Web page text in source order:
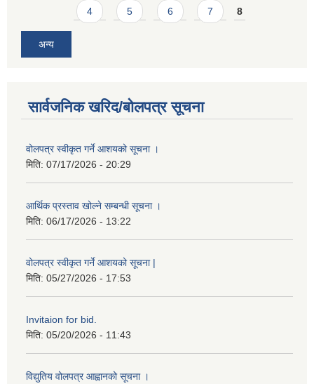
4 5 6 7 8
अन्य
सार्वजनिक खरिद/बोलपत्र सूचना
वोलपत्र स्वीकृत गर्ने आशयको सूचना ।
मिति: 07/17/2026 - 20:29
आर्थिक प्रस्ताव खोल्ने सम्बन्धी सूचना ।
मिति: 06/17/2026 - 13:22
वोलपत्र स्वीकृत गर्ने आशयको सूचना |
मिति: 05/27/2026 - 17:53
Invitaion for bid.
मिति: 05/20/2026 - 11:43
विद्युतिय वोलपत्र आह्वानको सूचना ।